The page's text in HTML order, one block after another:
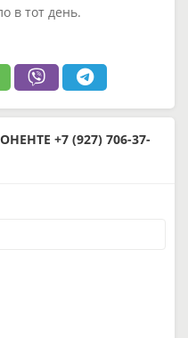
в тот день.
+7 (927) 706-37-